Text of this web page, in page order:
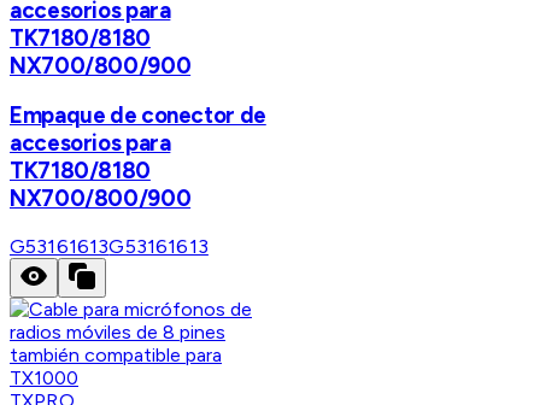
accesorios para
TK7180/8180
NX700/800/900
Empaque de conector de
accesorios para
TK7180/8180
NX700/800/900
G53161613G53161613